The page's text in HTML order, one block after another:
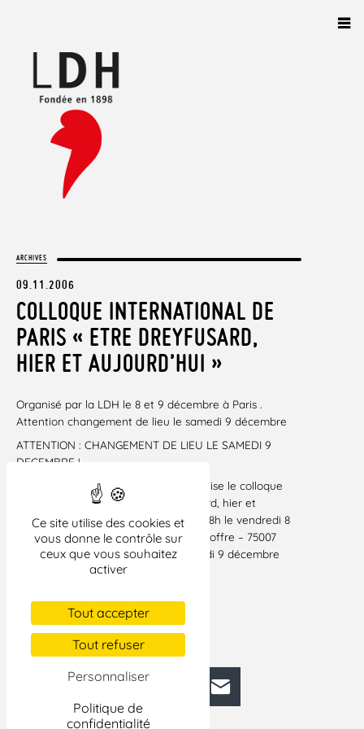
Ce site utilise des cookies et
vous donne le contrôle sur
ceux que vous souhaitez
activer
Tout accepter
Tout refuser
Personnaliser
Politique de
confidentialité
ARCHIVES
09.11.2006
COLLOQUE INTERNATIONAL DE
PARIS « ETRE DREYFUSARD,
HIER ET AUJOURD’HUI »
Organisé par la LDH le 8 et 9 décembre à Paris .
Attention changement de lieu le samedi 9 décembre
ATTENTION : CHANGEMENT DE LIEU LE SAMEDI 9
DECEMBRE !
La Ligue des droits de l’Homme organise le colloque
international de Paris « Etre dreyfusard, hier et
aujourd’hui ». Il se déroulera de 9h à 18h le vendredi 8
décembre à l’Ecole militaire (1 place Joffre – 75007
Paris) amphi Des Vallières et le samedi 9 décembre
PRÉ-INSCRIPTION CONSEILLÉE
NOMBRE DE PLACES LIMITÉ
Facebook
BlueskyMastodonLinkedIn